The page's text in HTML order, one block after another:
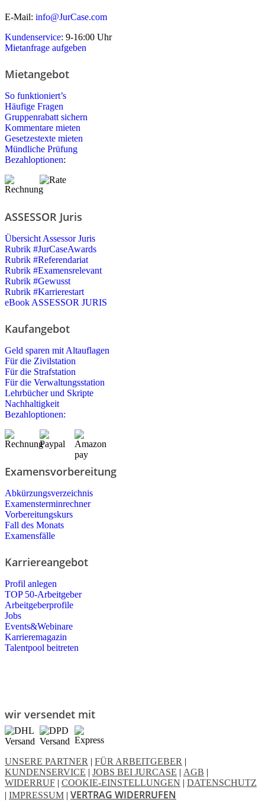
E-Mail: info@JurCase.com
Kundenservice: 9-16:00 Uhr
Mietanfrage aufgeben
Mietangebot
So funktioniert’s
Häufige Fragen
Gruppenrabatt sichern
Kommentare mieten
Gesetzestexte mieten
Mündliche Prüfung
Bezahloptionen:
ASSESSOR Juris
Übersicht Assessor Juris
Rubrik #JurCaseAwards
Rubrik #Referendariat
Rubrik #Examensrelevant
Rubrik #Gewusst
Rubrik #Karrierestart
eBook ASSESSOR JURIS
Kaufangebot
Geld sparen mit Altauflagen
Für die Zivilstation
Für die Strafstation
Für die Verwaltungsstation
Lehrbücher und Skripte
Nachhaltigkeit
Bezahloptionen:
Examensvorbereitung
Abkürzungsverzeichnis
Examensterminrechner
Vorbereitungskurs
Fall des Monats
Examensfälle
Karriereangebot
Profil anlegen
TOP 50-Arbeitgeber
Arbeitgeberprofile
Jobs
Events&Webinare
Karrieremagazin
Talentpool beitreten
wir versendet mit
UNSERE PARTNER | FÜR ARBEITGEBER |
KUNDENSERVICE | JOBS BEI JURCASE | AGB |
WIDERRUF | COOKIE-EINSTELLUNGEN | DATENSCHUTZ
| IMPRESSUM | VERTRAG WIDERRUFEN